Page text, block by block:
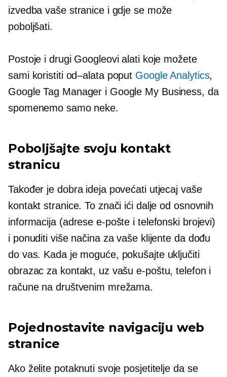
izvedba vaše stranice i gdje se može
poboljšati.
Postoje i drugi Googleovi alati koje možete
sami koristiti od–alatapoput Google Analytics,
Google Tag Manager i Google My Business, da
spomenemo samo neke.
Poboljšajte svoju kontakt
stranicu
Također je dobra ideja povećati utjecaj vaše
kontakt stranice. To znači ići dalje od osnovnih
informacija (adrese e-pošte i telefonski brojevi)
i ponuditi više načina za vaše klijente da dođu
do vas. Kada je moguće, pokušajte uključiti
obrazac za kontakt, uz vašu e-poštu, telefon i
račune na društvenim mrežama.
Pojednostavite navigaciju web
stranice
Ako želite potaknuti svoje posjetitelje da se